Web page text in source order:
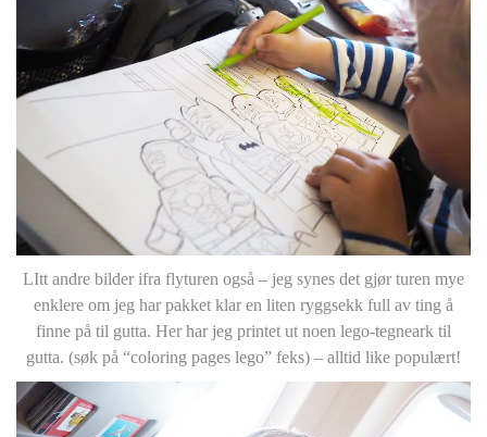
LItt andre bilder ifra flyturen også – jeg synes det gjør turen mye
enklere om jeg har pakket klar en liten ryggsekk full av ting å
finne på til gutta. Her har jeg printet ut noen lego-tegneark til
gutta. (søk på “coloring pages lego” feks) – alltid like populært!